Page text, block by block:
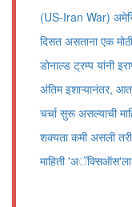
(US-Iran War)
दिसत असताना एक
डोनाल्ड ट्रम्प यांनी
अंतिम इशाऱ्यानंतर, आता
चर्चा सुरू असल्याची
शक्यता कमी असली तरी
माहिती